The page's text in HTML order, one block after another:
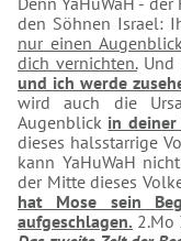
den Söhnen Israel:
nur einen Augenblick
dich vernichten.Und
und ich werde
wird auch die
Augenblick in
dieses halsstarrige
kann YaHuWaH
der Mitte dieses
hat Mose sein
aufgeschlagen. 2.Mo